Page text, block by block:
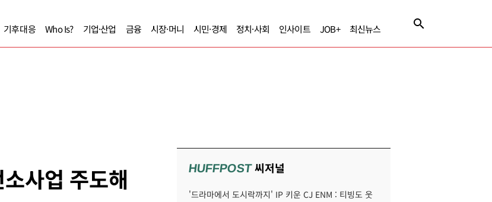
기후대응 Who Is? 기업·산업 금융 시장·머니 시민·경제 정치·사회 인사이트 JOB+ 최신뉴스
사업 주도해
HUFFPOST씨저널
'드라마에서 도시락까지' IP 키운 CJ ENM : 티빙도 웃